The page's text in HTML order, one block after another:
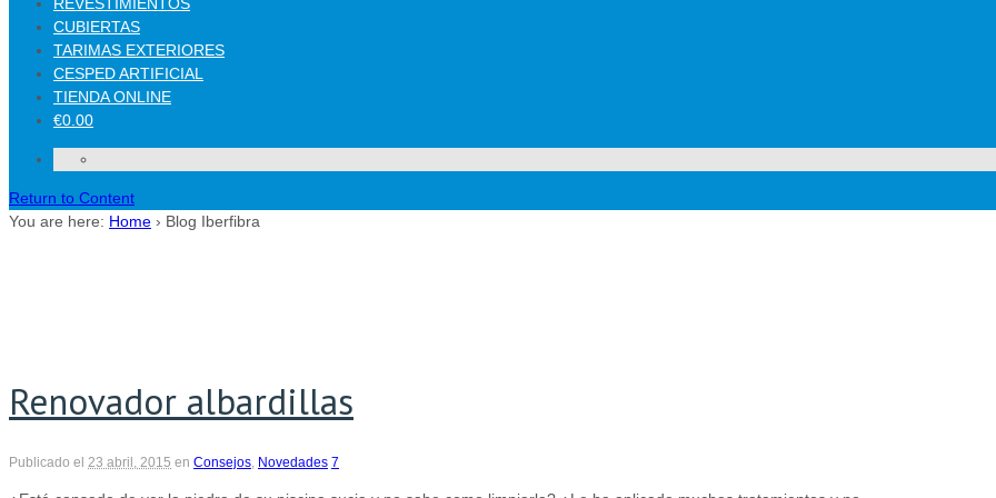
CUBIERTAS
TARIMAS EXTERIORES
CESPED ARTIFICIAL
TIENDA ONLINE
€0.00
Return to Content
You are here: Home › Blog Iberfibra
Renovador albardillas
Publicado el 23 abril, 2015 en Consejos Novedades 7